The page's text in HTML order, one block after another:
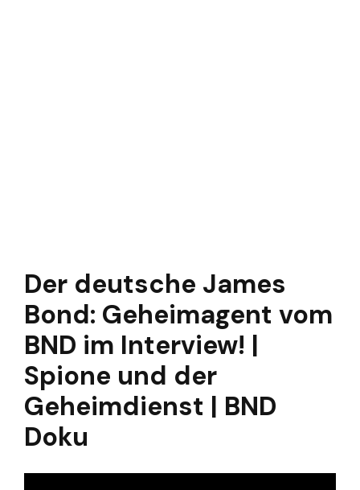
Der deutsche James
Bond: Geheimagent vom
BND im Interview! |
Spione und der
Geheimdienst | BND
Doku